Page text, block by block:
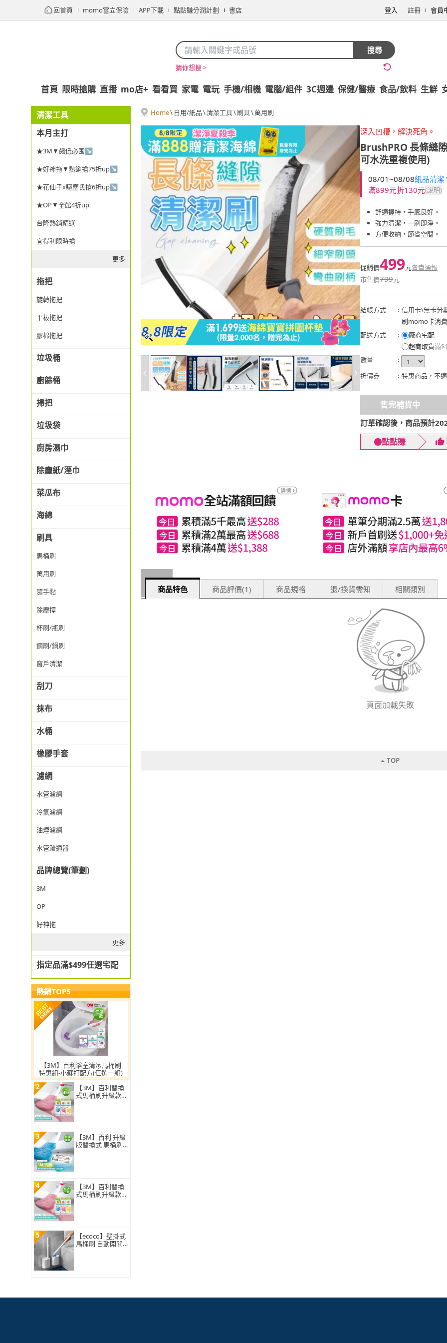
回首頁 momo富立保險 APP下載 點點賺分潤計劃 書店 登入 註冊 會員
搜尋
猜你想搜 >
首頁 限時搶購 直播 mo店+ 看看買 家電 電玩 手機/相機 電腦/組件 3C週邊 保健/醫療 食品/飲料 生鮮
清潔工具
本月主打
★3M▼飆低必囤↘
★好神拖▼熱銷搶75折up↘
★花仙子x驅塵氏搶6折up↘
★OP▼全館4折up
台隆熱銷精選
宜得利限時搶
更多
拖把
旋轉拖把
平板拖把
膠棉拖把
垃圾桶
廚餘桶
掃把
垃圾袋
廚房濕巾
除塵紙/溼巾
菜瓜布
海綿
刷具
馬桶刷
萬用刷
隨手黏
除塵撢
杯刷/瓶刷
鋼刷/鍋刷
窗戶清潔
刮刀
抹布
水桶
橡膠手套
濾網
水管濾網
冷氣濾網
油煙濾網
水管疏通器
品牌總覽(筆劃)
3M
OP
好神拖
更多
指定品滿$499任選宅配
熱銷TOP5
【3M】百利浴室清潔馬桶刷
特惠組-小蘇打配方(任選一組)
2
【3M】百利替換
式馬桶刷升級款
3
【3M】百利 升級
版替換式 馬桶刷
4
【3M】百利替換
式馬桶刷升級款
5
【ecoco】壁掛式
馬桶刷 自動開關
Home\ 日用/紙品\清潔工具\刷具\萬用刷
深入凹槽，解決死角。
BrushPRO 長條縫
可水洗重複使用)
08/01~08/08紙品清
滿899元折130元(說明)
舒適握持，手感良好。
強力清潔，一刷即淨。
方便收納，節省空間。
促銷價499元賣貴通報
市售價799元
結帳方式 : 信用卡\無卡分
刷momo卡消
配送方式
:
廠商宅配
超商取貨滿
數量
:
折價券
: 特惠商品，不
售完補貨中
訂單確認後，商品預計
點點賺
商品特色 商品評價(1) 商品規格 退/換貨需知 相關類別
頁面加載失敗
TOP